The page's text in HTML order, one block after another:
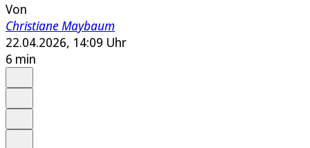
Von
Christiane Maybaum
22.04.2026, 14:09 Uhr
6 min